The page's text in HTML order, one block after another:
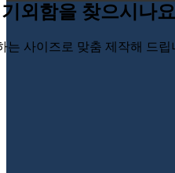
외함을 찾으시나
는 사이즈로 맞춤 제작해 드